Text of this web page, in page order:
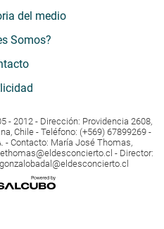
del medio
Somos?
- 2012 - Dirección: Providencia 2608,
Chile - Teléfono: (+569) 67899269 -
- Contacto: María José Thomas,
- Director:
gonzalobadal@eldesconcierto.cl